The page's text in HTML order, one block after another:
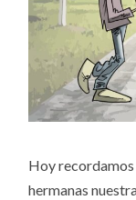
Hoy recordamos
hermanas